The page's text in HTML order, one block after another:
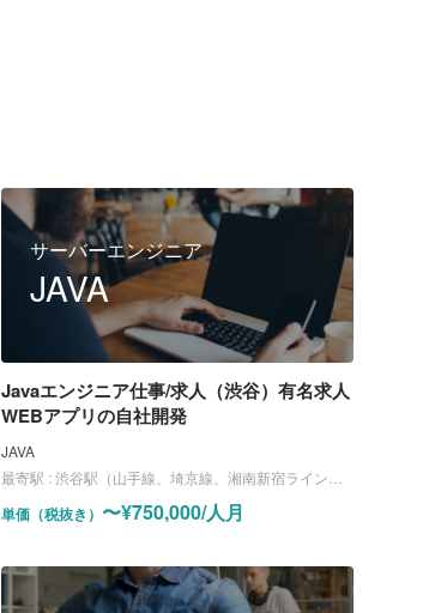
サーバーエンジニア
JAVA
Javaエンジニア仕事/求人（渋谷）有名求人
WEBアプリの自社開発
JAVA
最寄駅 :渋谷駅（山手線、埼京線、湘南新宿ライン、東横線、田園都市線、銀座線、半蔵門線、副都心線）
単価（税抜き） 〜¥750,000/人月